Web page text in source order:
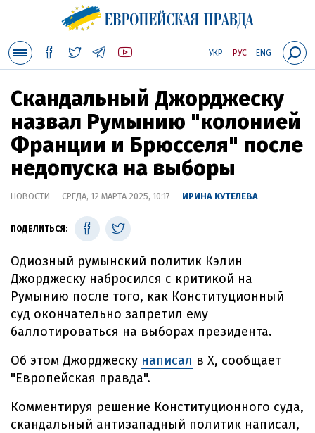
УКР РУС ENG
Скандальный Джорджеску
назвал Румынию "колонией
Франции и Брюсселя" после
недопуска на выборы
НОВОСТИ — СРЕДА, 12 МАРТА 2025, 10:17 — ИРИНА КУТЕЛЕВА
ПОДЕЛИТЬСЯ:
Одиозный румынский политик Кэлин
Джорджеску набросился с критикой на
Румынию после того, как Конституционный
суд окончательно запретил ему
баллотироваться на выборах президента.
Об этом Джорджеску написал в Х, сообщает
"Европейская правда".
Комментируя решение Конституционного суда,
скандальный антизападный политик написал,